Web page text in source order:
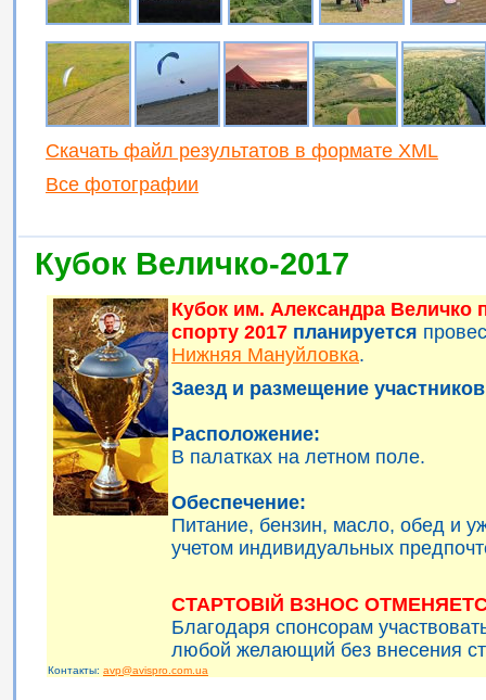
Скачать файл результатов в формате XML
Все фотографии
Кубок Величко-2017
Кубок им. Александра Величко
спорту 2017 планируется
Нижняя Мануйловка.
Заезд и размещение
Расположение:
В палатках на летном поле.
Обеспечение:
Питание, бензин, масло, обед и
учетом индивидуальных
СТАРТОВІЙ ВЗНОС
Благодаря спонсорам
любой желающий без внесения
Контакты: avp@avispro.com.ua